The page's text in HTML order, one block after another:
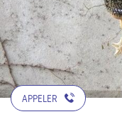
APPELER